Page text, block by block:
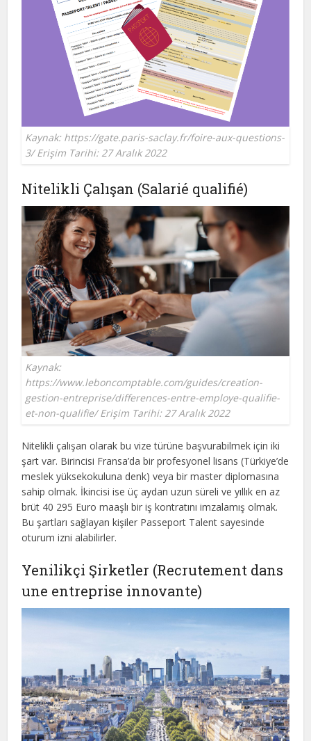
Kaynak: https://gate.paris-saclay.fr/foire-aux-questions-
3/ Erişim Tarihi: 27 Aralık 2022
Nitelikli Çalışan (Salarié qualifié)
Kaynak:
https://www.leboncomptable.com/guides/creation-
gestion-entreprise/differences-entre-employe-qualifie-
et-non-qualifie/ Erişim Tarihi: 27 Aralık 2022
Nitelikli çalışan olarak bu vize türüne başvurabilmek için iki
şart var. Birincisi Fransa’da bir profesyonel lisans (Türkiye’de
meslek yüksekokuluna denk) veya bir master diplomasına
sahip olmak. İkincisi ise üç aydan uzun süreli ve yıllık en az
brüt 40 295 Euro maaşlı bir iş kontratını imzalamış olmak.
Bu şartları sağlayan kişiler Passeport Talent sayesinde
oturum izni alabilirler.
Yenilikçi Şirketler (Recrutement dans
une entreprise innovante)